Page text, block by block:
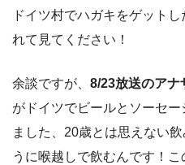
ドイツ村でハガキをゲット
れて見てください！
余談ですが、 8/23放送のアナ
がドイツでビールとソーセ
ました、20歳とは思えない
うに喉越しで飲むんです！